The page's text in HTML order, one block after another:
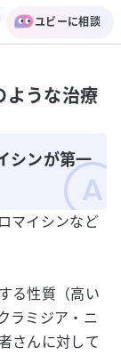
ユビーに相談
ような治療
シンが第一
マイシンなど
る性質（高い
ラミジア・ニ
さんに対して